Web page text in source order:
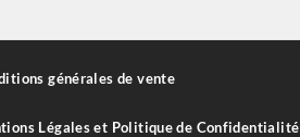
générales de vente
Légales et Politique de Confidentialité